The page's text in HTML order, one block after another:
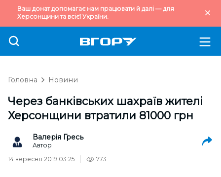
Ваш донат допомагає нам працювати й далі — для
Херсонщини та всієї України.
Головна Новини
Через банківських шахраїв жителі
Херсонщини втратили 81000 грн
Валерія Гресь
Автор
14 вересня 2019 03:25
773